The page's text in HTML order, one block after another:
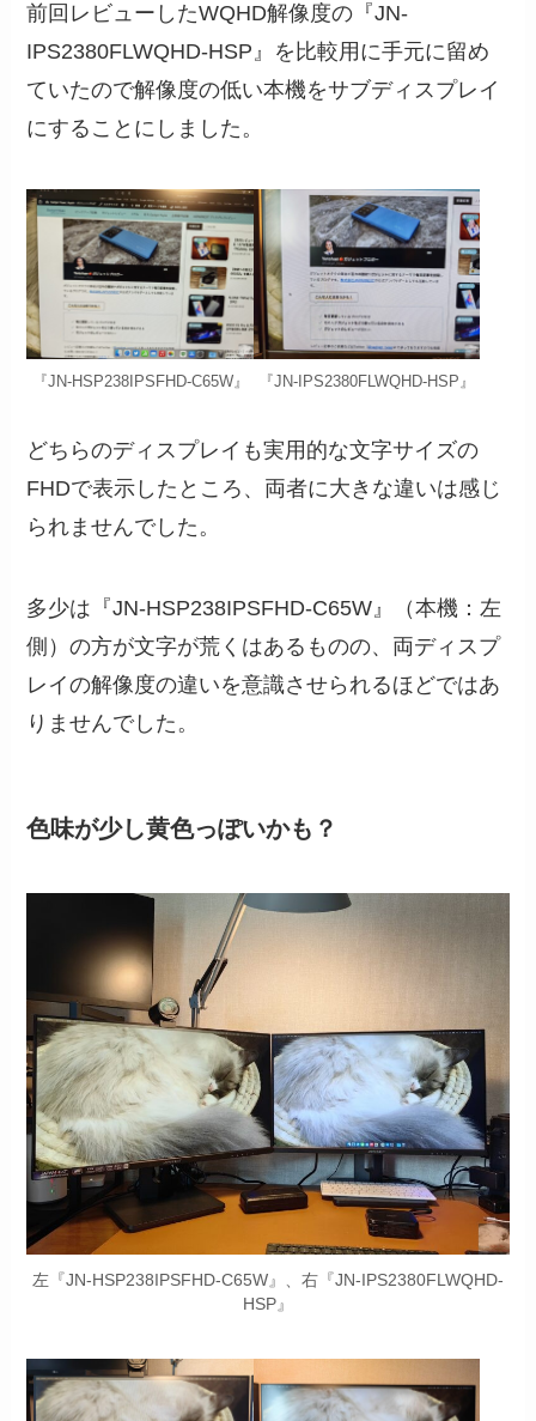
前回レビューしたWQHD解像度の『JN-
IPS2380FLWQHD-HSP』を比較用に手元に留め
ていたので解像度の低い本機をサブディスプレイ
にすることにしました。
『JN-HSP238IPSFHD-C65W』 『JN-IPS2380FLWQHD-HSP』
どちらのディスプレイも実用的な文字サイズの
FHDで表示したところ、両者に大きな違いは感じ
られませんでした。
多少は『JN-HSP238IPSFHD-C65W』（本機：左
側）の方が文字が荒くはあるものの、両ディスプ
レイの解像度の違いを意識させられるほどではあ
りませんでした。
色味が少し黄色っぽいかも？
左『JN-HSP238IPSFHD-C65W』、右『JN-IPS2380FLWQHD-
HSP』